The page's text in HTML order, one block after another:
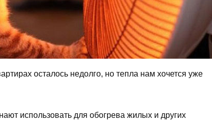
осталось недолго, но тепла нам хочется уже
использовать для обогрева жилых и других